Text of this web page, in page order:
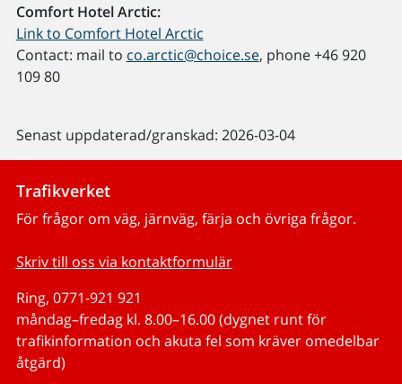
Comfort Hotel Arctic:
Link to Comfort Hotel Arctic
Contact: mail to co.arctic@choice.se, phone +46 920
109 80
Senast uppdaterad/granskad: 2026-03-04
Trafikverket
För frågor om väg, järnväg, färja och övriga frågor.
Skriv till oss via kontaktformulär
Ring, 0771-921 921
måndag–fredag kl. 8.00–16.00 (dygnet runt för
trafikinformation och akuta fel som kräver omedelbar
åtgärd)